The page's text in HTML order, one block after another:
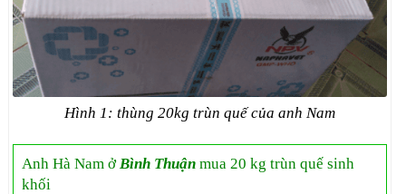
Hình 1: thùng 20kg trùn quế của anh Nam
Anh Hà Nam ở Bình Thuận mua 20 kg trùn quế sinh
khối